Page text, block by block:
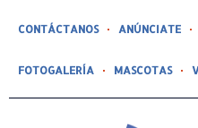
CONTÁCTANOS ANÚNCIATE
FOTOGALERÍA MASCOTAS